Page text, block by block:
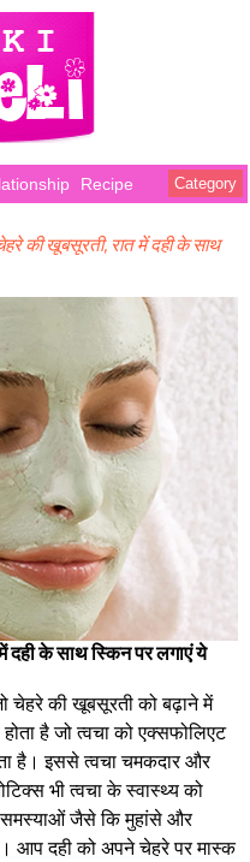
Recipe Category
की खूबसूरती, रात में दही के साथ
के साथ स्किन पर लगाएं ये
चेहरे की खूबसूरती को बढ़ाने में
है जो त्वचा को एक्सफोलिएट
है। इससे त्वचा चमकदार और
भी त्वचा के स्वास्थ्य को
समस्याओं जैसे कि मुहांसे और
आप दही को अपने चेहरे पर मास्क